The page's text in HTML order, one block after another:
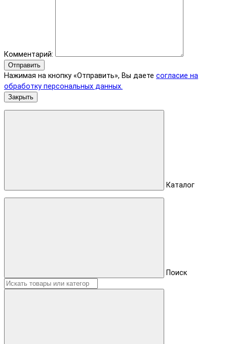
Комментарий:
Отправить
Нажимая на кнопку «Отправить», Вы даете согласие на
обработку персональных данных.
Закрыть
Каталог
Поиск